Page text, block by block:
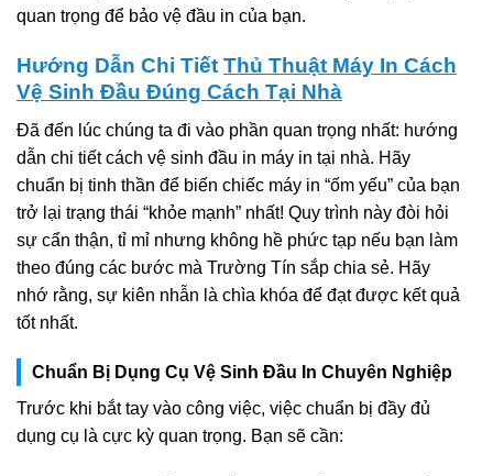
quan trọng để bảo vệ đầu in của bạn.
Hướng Dẫn Chi Tiết Thủ Thuật Máy In Cách
Vệ Sinh Đầu Đúng Cách Tại Nhà
Đã đến lúc chúng ta đi vào phần quan trọng nhất: hướng
dẫn chi tiết cách vệ sinh đầu in máy in tại nhà. Hãy
chuẩn bị tinh thần để biến chiếc máy in “ốm yếu” của bạn
trở lại trạng thái “khỏe mạnh” nhất! Quy trình này đòi hỏi
sự cẩn thận, tỉ mỉ nhưng không hề phức tạp nếu bạn làm
theo đúng các bước mà Trường Tín sắp chia sẻ. Hãy
nhớ rằng, sự kiên nhẫn là chìa khóa để đạt được kết quả
tốt nhất.
Chuẩn Bị Dụng Cụ Vệ Sinh Đầu In Chuyên Nghiệp
Trước khi bắt tay vào công việc, việc chuẩn bị đầy đủ
dụng cụ là cực kỳ quan trọng. Bạn sẽ cần: